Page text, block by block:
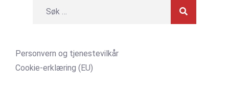
Personvern og tjenestevilkår
Cookie-erklæring (EU)